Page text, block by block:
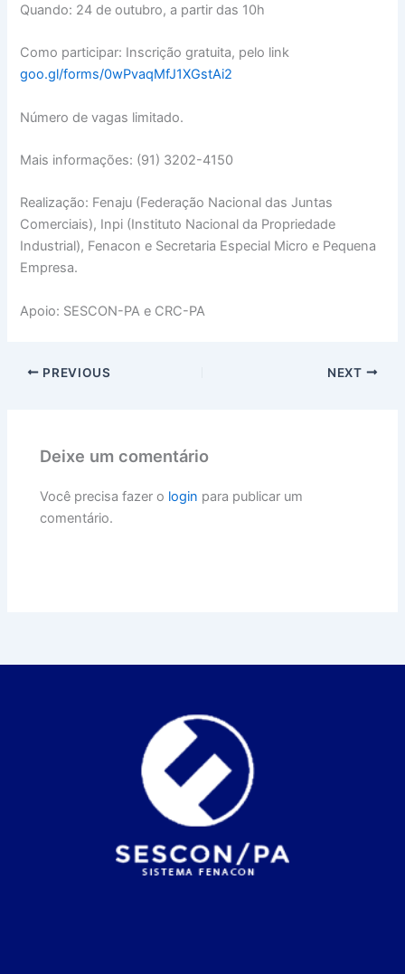
Quando: 24 de outubro, a partir das 10h
Como participar: Inscrição gratuita, pelo link
goo.gl/forms/0wPvaqMfJ1XGstAi2
Número de vagas limitado.
Mais informações: (91) 3202-4150
Realização: Fenaju (Federação Nacional das Juntas
Comerciais), Inpi (Instituto Nacional da Propriedade
Industrial), Fenacon e Secretaria Especial Micro e Pequena
Empresa.
Apoio: SESCON-PA e CRC-PA
PREVIOUS NEXT
Deixe um comentário
Você precisa fazer o login para publicar um
comentário.